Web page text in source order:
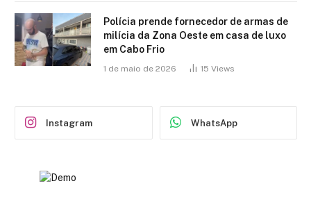
Polícia prende fornecedor de armas de
milícia da Zona Oeste em casa de luxo
em Cabo Frio
1 de maio de 2026 15 Views
Instagram WhatsApp